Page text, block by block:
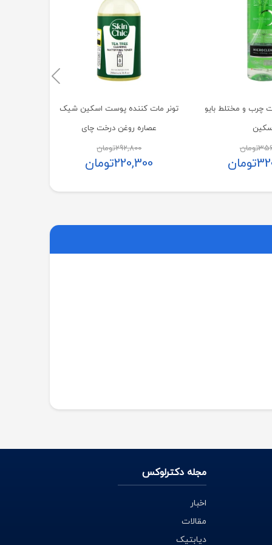
1 پوست چرب و مختلط بایو
تومان
تومان
تونر مات کننده پوست اسکین شیک
عصاره روغن درخت چای
292,800تومان
220,300تومان
مجله دکترلوکس
اخبار
مقالات
دیابتیک